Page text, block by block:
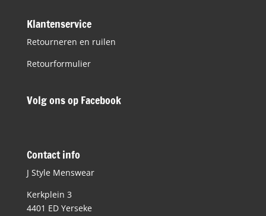
Klantenservice
Retourneren en ruilen
Retourformulier
Volg ons op Facebook
Contact info
J Style Menswear
Kerkplein 3
4401 ED Yerseke